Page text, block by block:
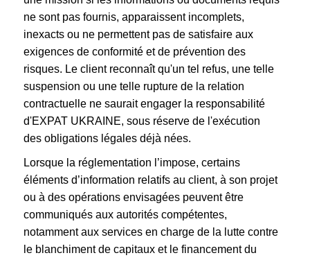
ne sont pas fournis, apparaissent incomplets,
inexacts ou ne permettent pas de satisfaire aux
exigences de conformité et de prévention des
risques. Le client reconnaît qu'un tel refus, une telle
suspension ou une telle rupture de la relation
contractuelle ne saurait engager la responsabilité
d'EXPAT UKRAINE, sous réserve de l'exécution
des obligations légales déjà nées.
Lorsque la réglementation l’impose, certains
éléments d’information relatifs au client, à son projet
ou à des opérations envisagées peuvent être
communiqués aux autorités compétentes,
notamment aux services en charge de la lutte contre
le blanchiment de capitaux et le financement du